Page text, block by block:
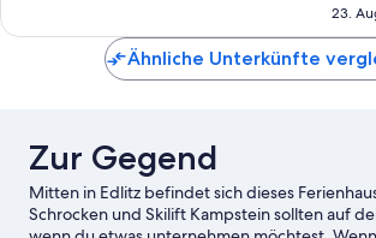
23.
Ähnliche Unterkünfte
Zur Gegend
Mitten in Edlitz befindet sich dieses
Schrocken und Skilift Kampstein sollten auf